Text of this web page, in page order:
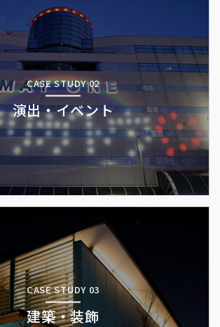
CASE STUDY 02
演出・イベント
CASE STUDY 03
建築・装飾